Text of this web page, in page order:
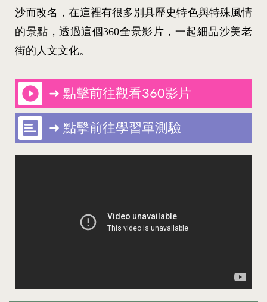
沙而改名，在這裡有很多別具歷史特色與特殊風情
的景點，透過這個360全景影片，一起細品沙美老
街的人文文化。
➜ 點擊前往觀看360影片
➜ 點擊前往學習單測驗